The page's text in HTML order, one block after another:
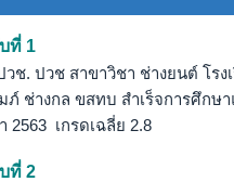
ที่ 1
ช. ปวช สาขาวิชา ช่างยนต์ โรง
ภ์ ช่างกล ขสทบ สำเร็จการศึกษ
2563 เกรดเฉลี่ย 2.8
ที่ 2